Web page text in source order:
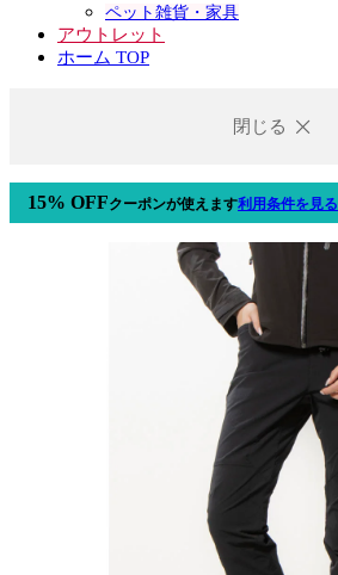
ペット雑貨・家具
アウトレット
ホーム TOP
閉じる
15% OFFクーポンが使えます利用条件を見る